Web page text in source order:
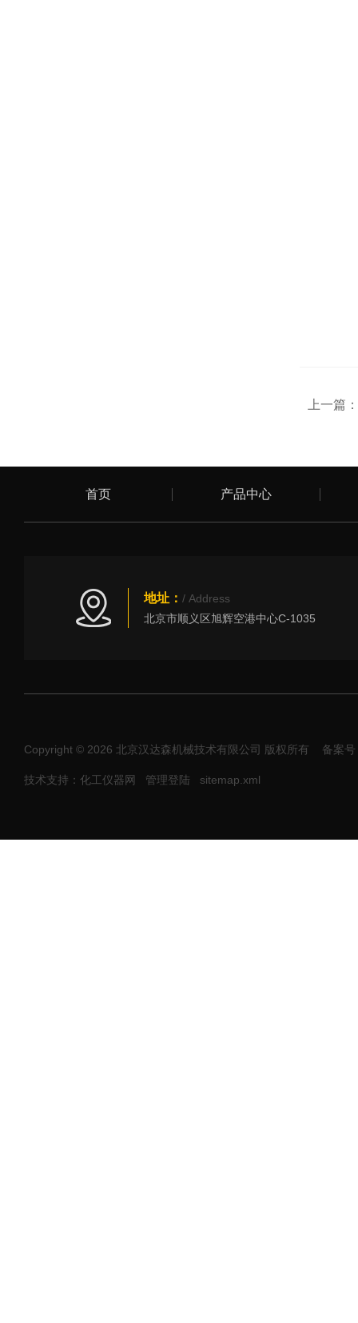
上一篇：
首页 产品中心
地址： / Address
北京市顺义区旭辉空港中心C-1035
Copyright © 2026 北京汉达森机械技术有限公司 版权所有 备案
技术支持：化工仪器网 管理登陆 sitemap.xml